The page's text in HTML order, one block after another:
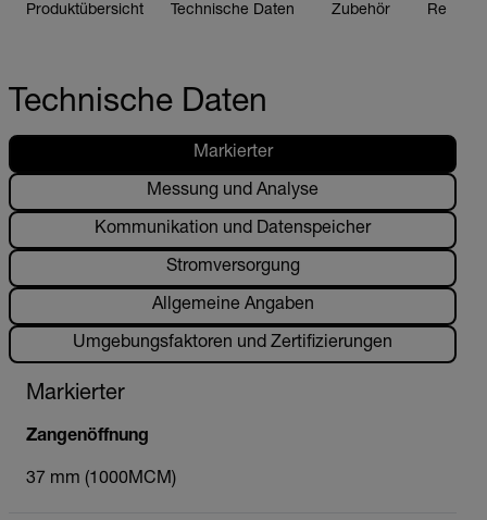
Produktübersicht Technische Daten Zubehör
Technische Daten
Markierter
Messung und Analyse
Kommunikation und Datenspeicher
Stromversorgung
Allgemeine Angaben
Umgebungsfaktoren und Zertifizierungen
Markierter
Zangenöffnung
37 mm (1000MCM)